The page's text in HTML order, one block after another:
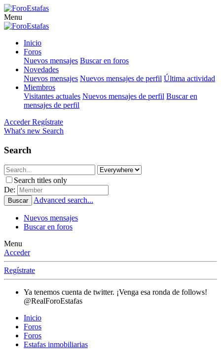
Menu
Inicio
Foros
Nuevos mensajes Buscar en foros
Novedades
Nuevos mensajes Nuevos mensajes de perfil Última actividad
Miembros
Visitantes actuales Nuevos mensajes de perfil Buscar en
mensajes de perfil
Acceder Regístrate
What's new Search
Search
Search titles only
De:
Buscar Advanced search...
Nuevos mensajes
Buscar en foros
Menu
Acceder
Regístrate
Ya tenemos cuenta de twitter. ¡Venga esa ronda de follows!
@RealForoEstafas
Inicio
Foros
Foros
Estafas inmobiliarias